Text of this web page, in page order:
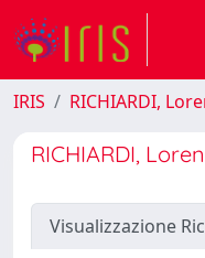
IRIS RICHIARDI,
RICHIARDI,
Visualizzazione